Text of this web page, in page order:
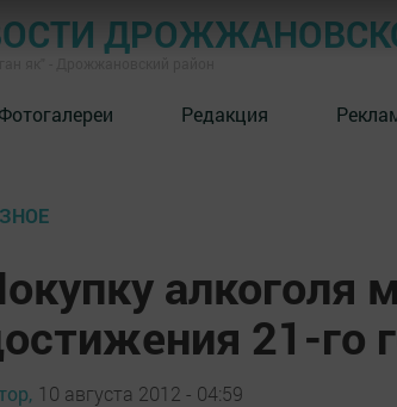
Фотогалереи Редакция
алкоголя
21-го
10 августа 2012 - 04:59